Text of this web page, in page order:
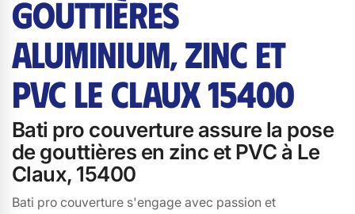
GOUTTIÈRES
ALUMINIUM, ZINC ET
PVC LE CLAUX 15400
Bati pro couverture assure la pose
de gouttières en zinc et PVC à Le
Claux, 15400
Bati pro couverture s'engage avec passion et